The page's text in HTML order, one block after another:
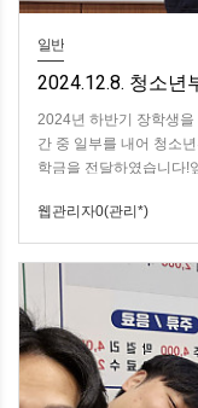
일반
2024.12.8. 청소년
2024년 하반기 장학생
간 중 일부를 내어 청소
학금을 전달하였습니다!
웹관리자0(관리*)